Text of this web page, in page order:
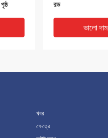
রড
ভালো দাম
খবর
ক্ষেত্রে